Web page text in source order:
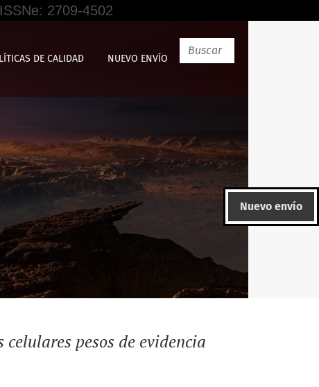
2709-4502
DE CALIDAD NUEVO ENVÍO
Nuevo envío
pesos de evidencia